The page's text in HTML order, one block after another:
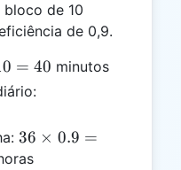
de 10
de 0,9.
= 40 minutos
= 36
36
\times
36 × 0.9 =